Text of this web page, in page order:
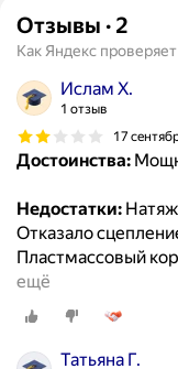
Отзывы · 2
Как Яндекс
Ислам Х.
1 отзыв
17
Достоинства:
Недостатки:
Отказало
Пластмассовый
ещё
Татьяна Г.